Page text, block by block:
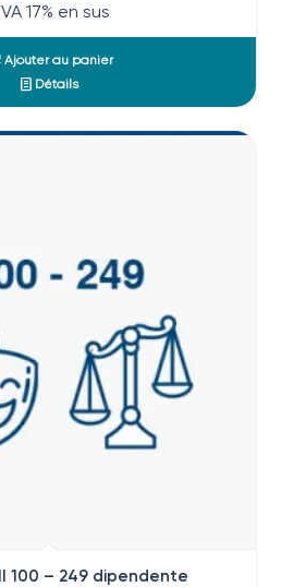
17% en sus
Ajouter au panier
Détails
100 – 249 dipendente